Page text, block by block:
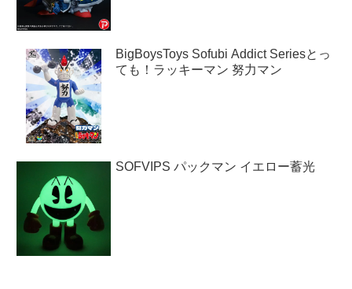
BigBoysToys Sofubi Addict Seriesとっ
ても！ラッキーマン 努力マン
SOFVIPS パックマン イエロー蓄光